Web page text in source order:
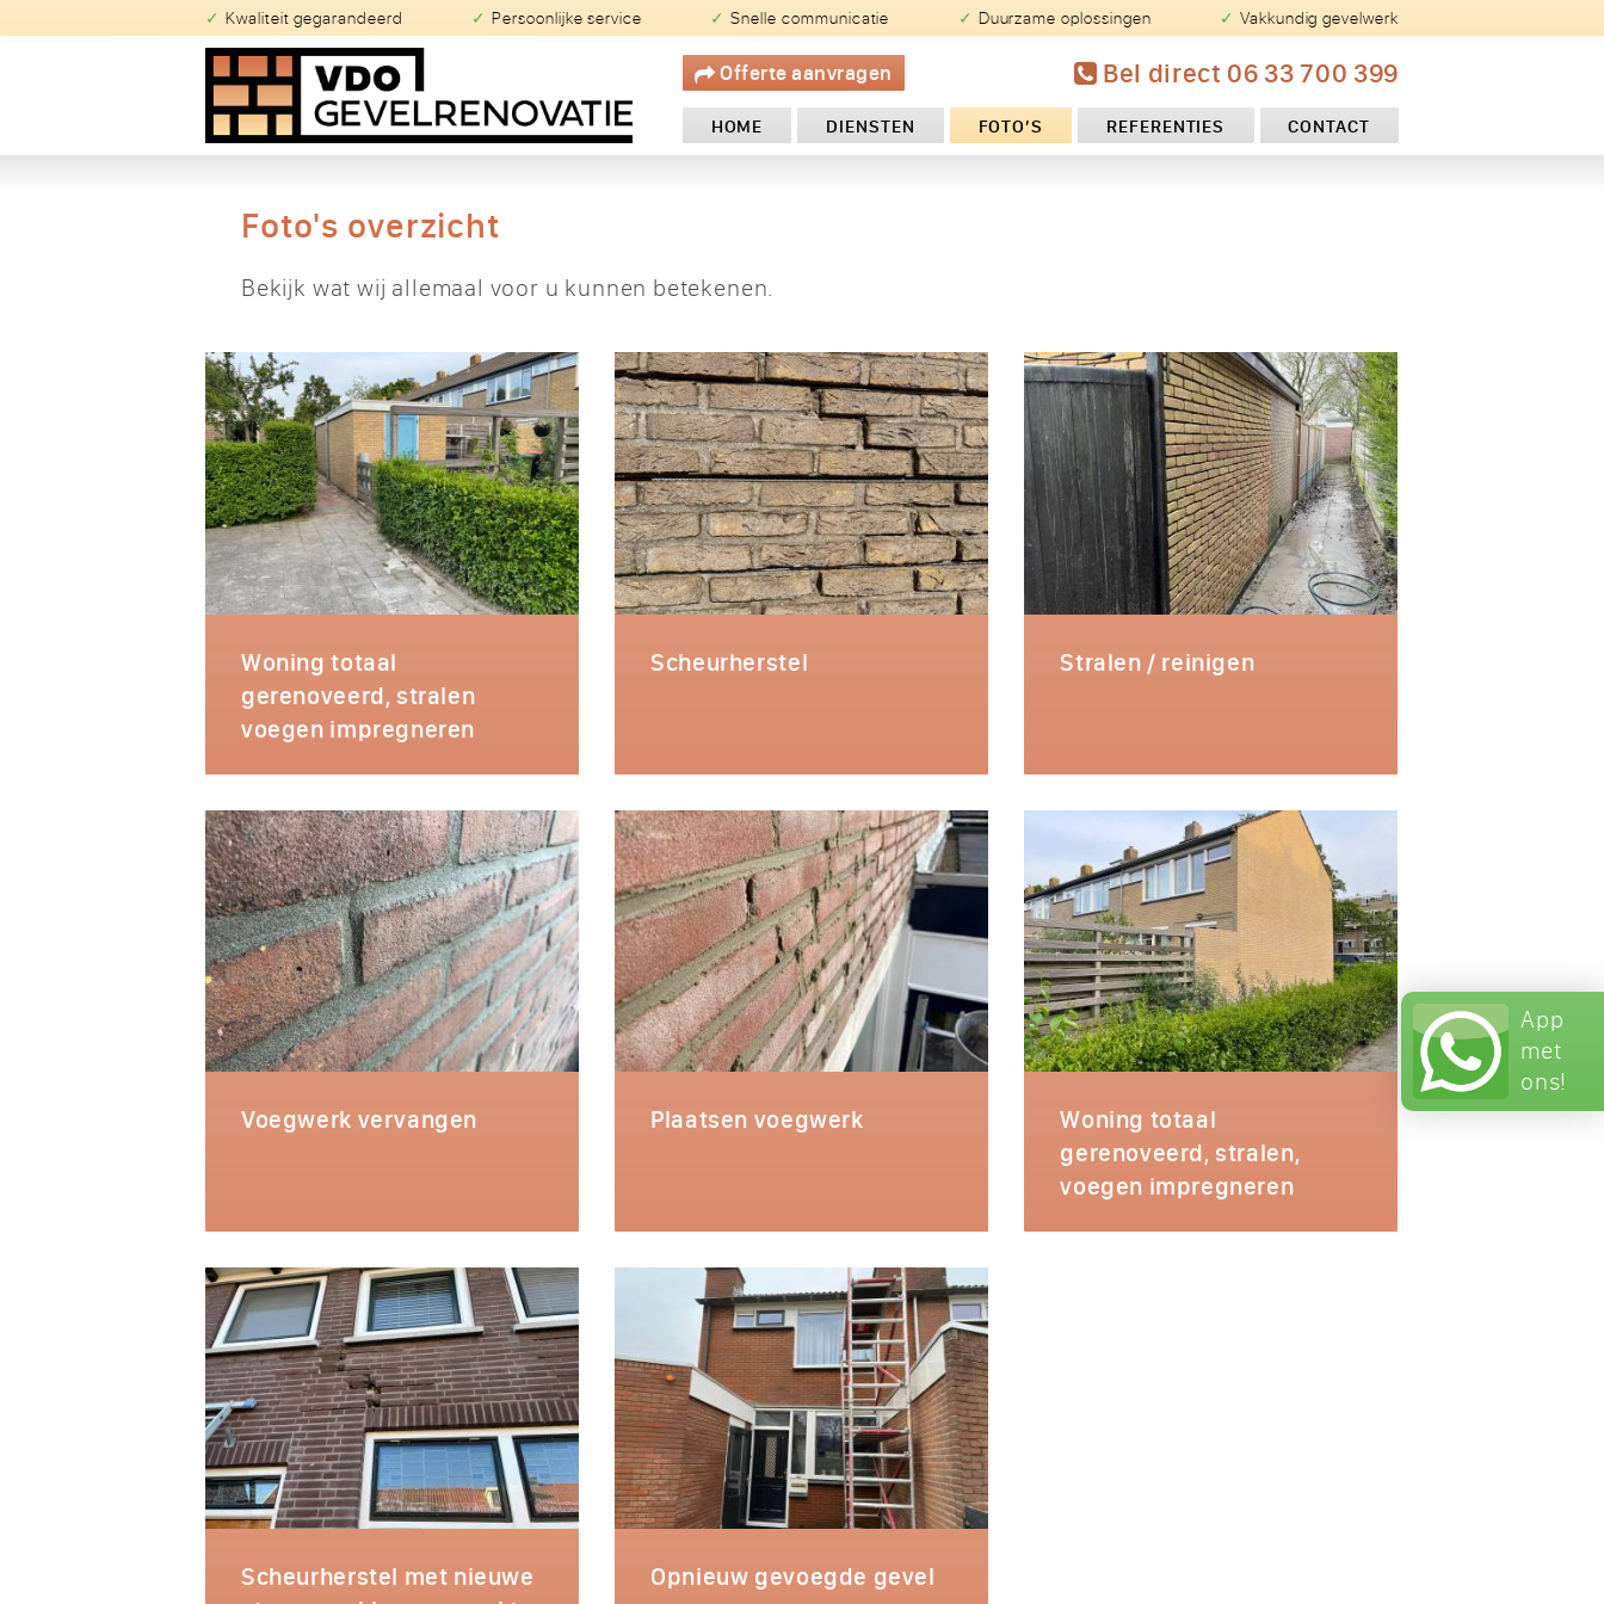
App
met
ons!
Bel direct 06 33 700 399
Offerte aanvragen
✓ Kwaliteit gegarandeerd ✓ Persoonlijke service ✓ Snelle communicatie ✓ Duurzame oplossingen ✓ Vakkundig gevelwerk
HOME DIENSTEN FOTO’S REFERENTIES CONTACT
Foto's overzicht
Bekijk wat wij allemaal voor u kunnen betekenen.
Woning totaal
gerenoveerd, stralen
voegen impregneren
Scheurherstel Stralen / reinigen
Voegwerk vervangen Plaatsen voegwerk
Woning totaal
gerenoveerd, stralen,
voegen impregneren
Scheurherstel met nieuwe
Opnieuw gevoegde gevel